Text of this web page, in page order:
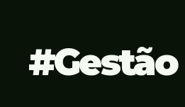
Gestão